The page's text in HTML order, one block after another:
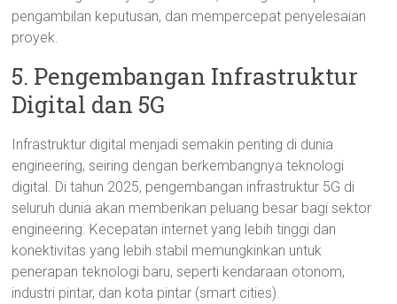
pengambilan keputusan, dan mempercepat penyelesaian
proyek.
5. Pengembangan Infrastruktur
Digital dan 5G
Infrastruktur digital menjadi semakin penting di dunia
engineering, seiring dengan berkembangnya teknologi
digital. Di tahun 2025, pengembangan infrastruktur 5G di
seluruh dunia akan memberikan peluang besar bagi sektor
engineering. Kecepatan internet yang lebih tinggi dan
konektivitas yang lebih stabil memungkinkan untuk
penerapan teknologi baru, seperti kendaraan otonom,
industri pintar, dan kota pintar (smart cities).